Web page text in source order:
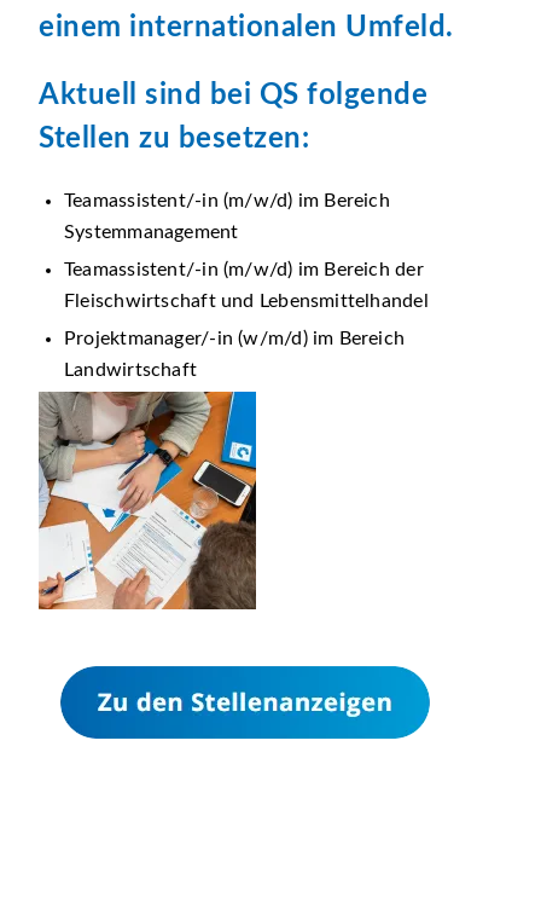
einem internationalen Umfeld.
Aktuell sind bei QS folgende
Stellen zu besetzen:
Teamassistent/-in (m/w/d) im Bereich
Systemmanagement
Teamassistent/-in (m/w/d) im Bereich der
Fleischwirtschaft und Lebensmittelhandel
Projektmanager/-in (w/m/d) im Bereich
Landwirtschaft